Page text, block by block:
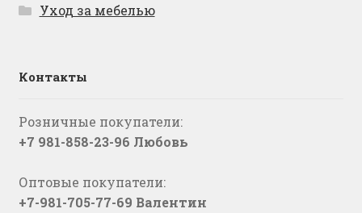
Уход за мебелью
Контакты
Розничные покупатели:
+7 981-858-23-96 Любовь
Оптовые покупатели:
+7-981-705-77-69 Валентин